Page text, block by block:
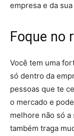
empresa e da
Foque no
Você tem uma
só dentro da
pessoas que te
o mercado e
melhore não só
também traga